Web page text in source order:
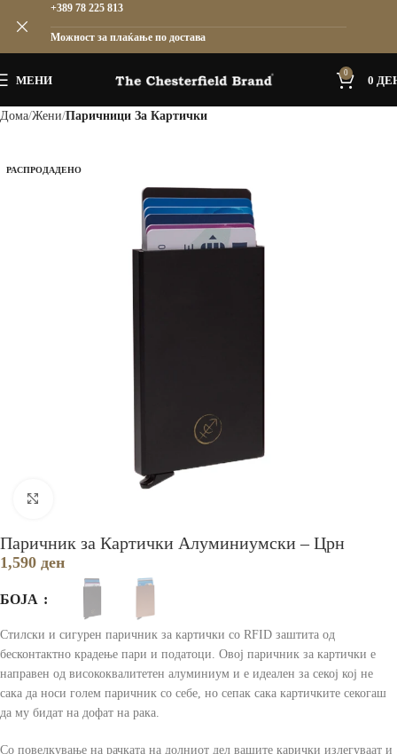
МЕНИ
0
0
Дома Жени Паричници За Картички
РАСПРОДАДЕНО
Паричник за Картички Алуминиумски – Црн
1,590 ден
БОЈА
Стилски и сигурен паричник за картички со RFID заштита од
бесконтактно крадење пари и податоци. Oвој паричник за картички е
направен од висококвалитетен алуминиум и е идеален за секој кој не
сака да носи голем паричник со себе, но сепак сака картичките секогаш
да му бидат на дофат на рака.
Со повелкување на рачката на долниот дел вашите карички излегуваат и
+389 78 225 813
Можност за плаќање по достава